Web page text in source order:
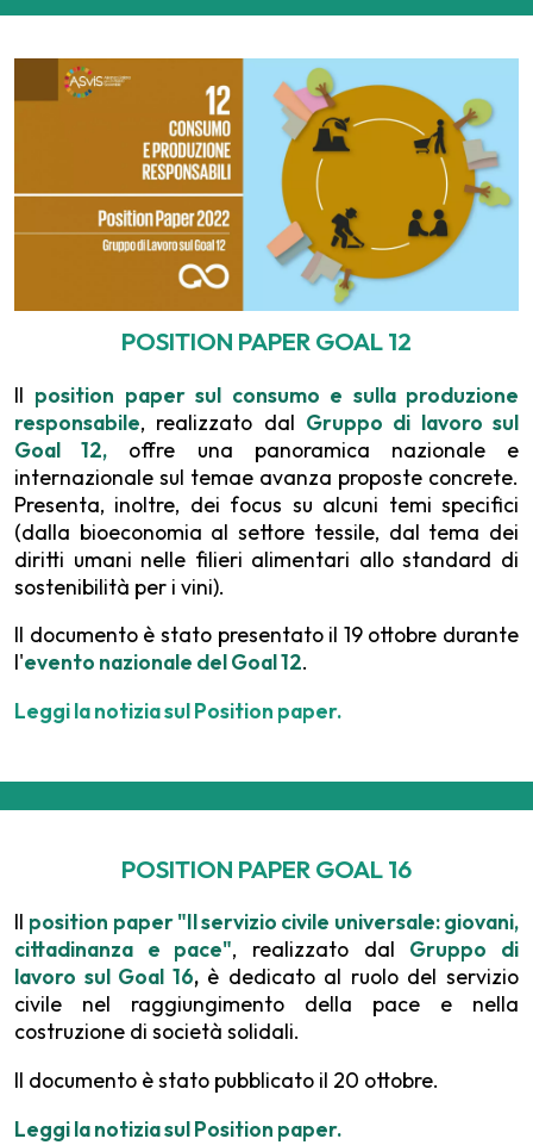
POSITION PAPER GOAL 12
Il position paper sul consumo e sulla produzione
responsabile, realizzato dal Gruppo di lavoro sul
Goal 12, offre una panoramica nazionale e
internazionale sul temae avanza proposte concrete.
Presenta, inoltre, dei focus su alcuni temi specifici
(dalla bioeconomia al settore tessile, dal tema dei
diritti umani nelle filieri alimentari allo standard di
sostenibilità per i vini).
Il documento è stato presentato il 19 ottobre durante
l'evento nazionale del Goal 12.
Leggi la notizia sul Position paper.
POSITION PAPER GOAL 16
Il position paper "Il servizio civile universale: giovani,
cittadinanza e pace", realizzato dal Gruppo di
lavoro sul Goal 16,è dedicato al ruolo del servizio
civile nel raggiungimento della pace e nella
costruzione di società solidali.
Il documento è stato pubblicato il 20 ottobre.
Leggi la notizia sul Position paper.